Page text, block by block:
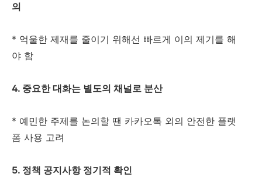
의
* 억울한 제재를 줄이기 위해선 빠르게 이의 제기를 해
야 함
4. 중요한 대화는 별도의 채널로 분산
* 예민한 주제를 논의할 땐 카카오톡 외의 안전한 플랫
폼 사용 고려
5. 정책 공지사항 정기적 확인